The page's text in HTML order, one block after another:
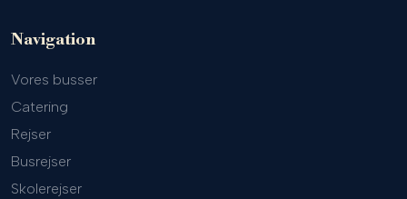
Navigation
Vores busser
Catering
Rejser
Busrejser
Skolerejser